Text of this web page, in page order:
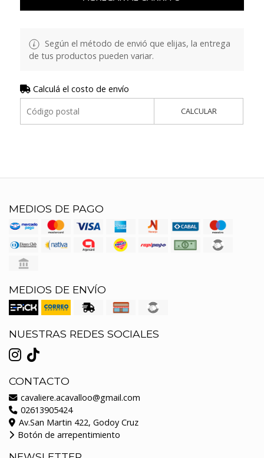
Según el método de envió que elijas, la entrega
de tus productos pueden variar.
Calculá el costo de envío
CALCULAR
MEDIOS DE PAGO
MEDIOS DE ENVÍO
NUESTRAS REDES SOCIALES
CONTACTO
cavaliere.acavalloo@gmail.com
02613905424
Av.San Martin 422, Godoy Cruz
Botón de arrepentimiento